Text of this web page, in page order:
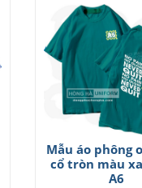
Mẫu áo phông
cổ tròn màu
A6